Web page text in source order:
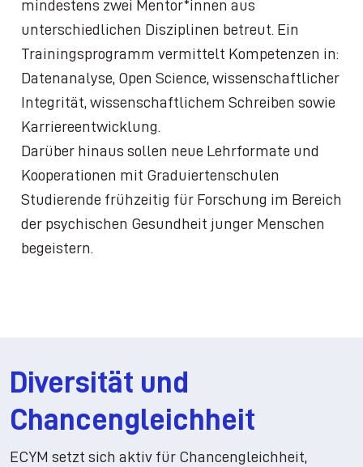
mindestens zwei Mentor*innen aus
unterschiedlichen Disziplinen betreut. Ein
Trainingsprogramm vermittelt Kompetenzen in:
Datenanalyse, Open Science, wissenschaftlicher
Integrität, wissenschaftlichem Schreiben sowie
Karriereentwicklung.
Darüber hinaus sollen neue Lehrformate und
Kooperationen mit Graduiertenschulen
Studierende frühzeitig für Forschung im Bereich
der psychischen Gesundheit junger Menschen
begeistern.
Diversität und
Chancengleichheit
ECYM setzt sich aktiv für Chancengleichheit,